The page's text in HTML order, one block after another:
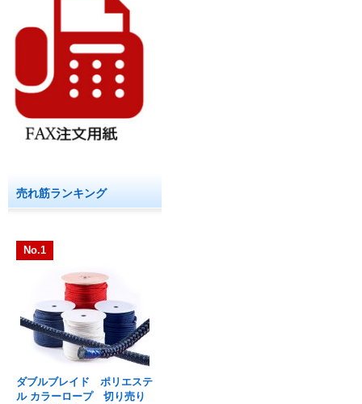
売れ筋ランキング
No.1
ダブルブレイド ポリエステ
ル カラーロープ 切り売り